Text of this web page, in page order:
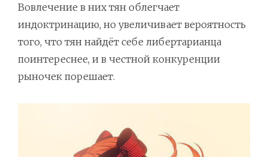
Вовлечение в них тян облегчает
индоктринацию, но увеличивает вероятность
того, что тян найдёт себе либертарианца
поинтереснее, и в честной конкуренции
рыночек порешает.